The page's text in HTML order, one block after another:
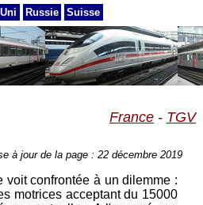
Russie Suisse
France - TGV
à jour de la page : 22 décembre 2019
confrontée à un dilemme :
motrices acceptant du 15000